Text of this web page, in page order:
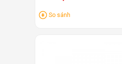
So sánh